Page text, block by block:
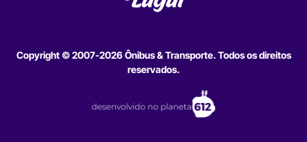
Copyright © 2007-2026 Ônibus & Transporte. Todos os direitos
reservados.